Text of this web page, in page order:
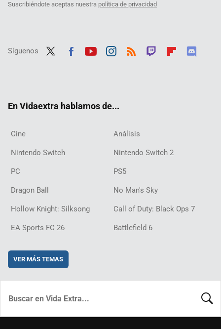
Suscribiéndote aceptas nuestra política de privacidad
Síguenos
En Vidaextra hablamos de...
Cine Análisis
Nintendo Switch Nintendo Switch 2
PC PS5
Dragon Ball No Man's Sky
Hollow Knight: Silksong Call of Duty: Black Ops 7
EA Sports FC 26 Battlefield 6
VER MÁS TEMAS